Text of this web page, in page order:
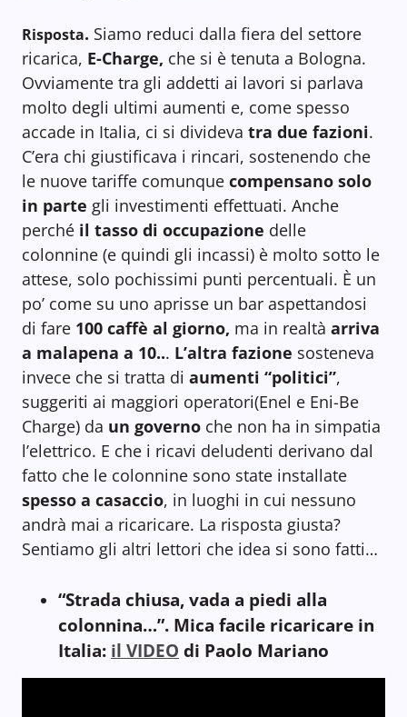
Risposta. Siamo reduci dalla fiera del settore
ricarica, E-Charge, che si è tenuta a Bologna.
Ovviamente tra gli addetti ai lavori si parlava
molto degli ultimi aumenti e, come spesso
accade in Italia, ci si divideva tra due fazioni.
C’era chi giustificava i rincari, sostenendo che
le nuove tariffe comunque compensano solo
in parte gli investimenti effettuati. Anche
perché il tasso di occupazione delle
colonnine (e quindi gli incassi) è molto sotto le
attese, solo pochissimi punti percentuali. È un
po’ come su uno aprisse un bar aspettandosi
di fare 100 caffè al giorno, ma in realtà arriva
a malapena a 10... L’altra fazione sosteneva
invece che si tratta di aumenti “politici”,
suggeriti ai maggiori operatori(Enel e Eni-Be
Charge) da un governo che non ha in simpatia
l’elettrico. E che i ricavi deludenti derivano dal
fatto che le colonnine sono state installate
spesso a casaccio, in luoghi in cui nessuno
andrà mai a ricaricare. La risposta giusta?
Sentiamo gli altri lettori che idea si sono fatti…
“Strada chiusa, vada a piedi alla
colonnina…”. Mica facile ricaricare in
Italia: il VIDEO di Paolo Mariano